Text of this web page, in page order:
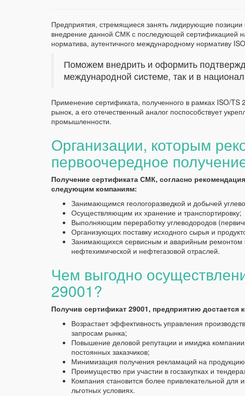
Предприятия, стремящиеся занять лидирующие позиции
внедрение данной СМК с последующей сертификацией
норматива, аутентичного международному нормативу
Поможем внедрить и оформить
международной системе, так и в
Применение сертификата, полученного в рамках ISO/
рынок, а его отечественный аналог поспособствует
промышленности.
Организации, которым
первоочередное
Получение сертификата СМК, согласно
следующим компаниям:
Занимающимся геологоразведкой и добычей
Осуществляющим их хранение и транспортировку;
Выполняющим переработку углеводородов
Организующих поставку исходного сырья и
Занимающихся сервисным и аварийным ремонтом
нефтехимической и нефтегазовой отраслей.
Чем выгодно
29001?
Получив сертификат 29001, предприятию
Возрастает эффективность управления
запросам рынка;
Повышение деловой репутации и имиджа
постоянных заказчиков;
Минимизация получения рекламаций на
Преимущество при участии в госзакупках и
Компания становится более привлекательной для
льготных условиях.